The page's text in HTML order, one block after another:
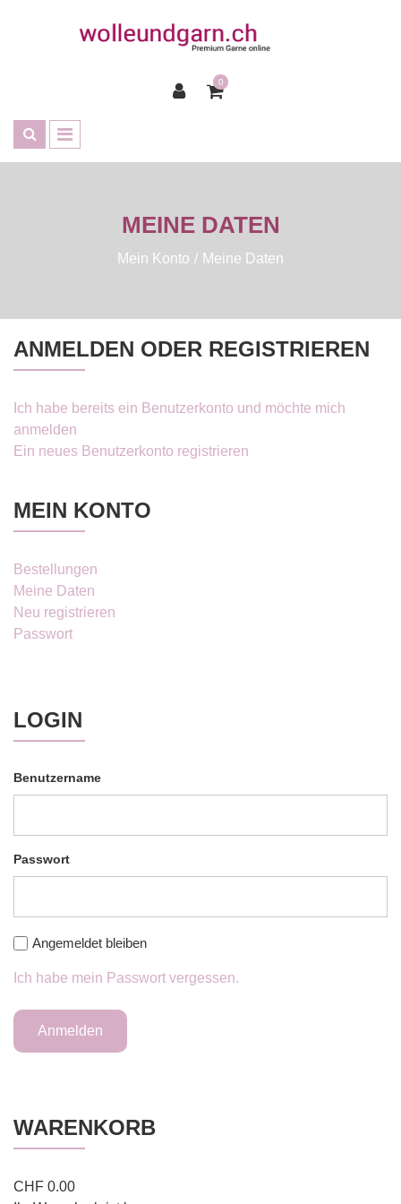
0
MEINE DATEN
Mein Konto Meine Daten
ANMELDEN ODER REGISTRIEREN
Ich habe bereits ein Benutzerkonto und möchte mich
anmelden
Ein neues Benutzerkonto registrieren
MEIN KONTO
Bestellungen
Meine Daten
Neu registrieren
Passwort
LOGIN
Benutzername
Passwort
Angemeldet bleiben
Ich habe mein Passwort vergessen.
WARENKORB
CHF 0.00